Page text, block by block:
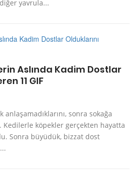
yavrula...
Aslında Kadim Dostlar
11 GIF
sonra sokağa
Kedilerle köpekler gerçekten hayatta
Sonra büyüdük, bizzat dost